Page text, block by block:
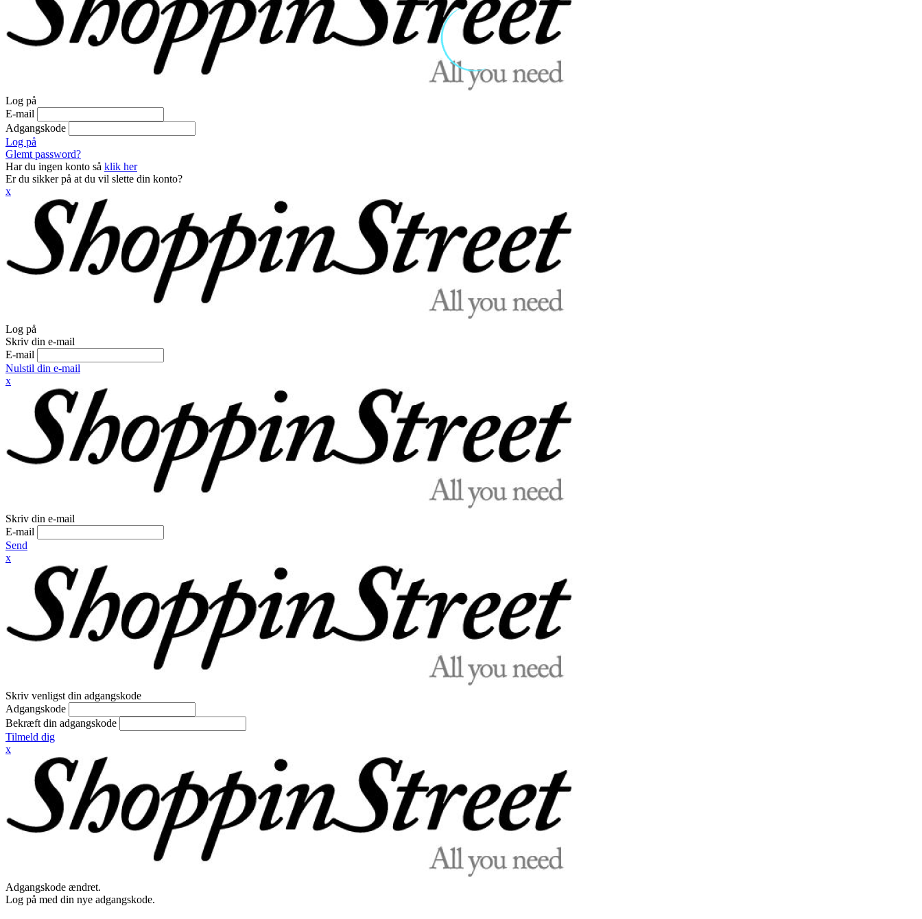
Log på
E-mail
Adgangskode
Log på
Glemt password?
Har du ingen konto så klik her
Er du sikker på at du vil slette din konto?
x
Log på
Skriv din e-mail
E-mail
Nulstil din e-mail
x
Skriv din e-mail
E-mail
Send
x
Skriv venligst din adgangskode
Adgangskode
Bekræft din adgangskode
Tilmeld dig
x
Adgangskode ændret.
Log på med din nye adgangskode.